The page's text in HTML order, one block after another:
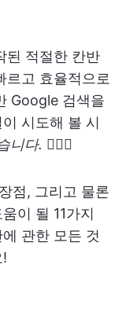
된 적절한 칸반
르고 효율적으로
Google 검색을
시도해 볼 시
니다. 🙋🏼‍♀️
점, 그리고 물론
이 될 11가지
관한 모든 것